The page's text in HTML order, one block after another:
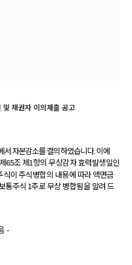
채권자 이의제출 공고
서 자본감소를 결의하였습니다.이에
65조 제1항의 무상감자 효력발생일인
이 주식병합의 내용에 따라 액면금
통주식 1주로 무상 병합됨을 알려 드
-